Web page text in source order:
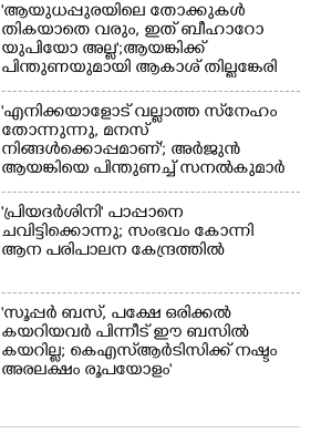
'ആയുധപ്പുരയിലെ തോക്കുകൾ
തികയാതെ വരും, ഇത് ബീഹാറോ
യുപിയോ അല്ല';ആയങ്കിക്ക്
പിന്തുണയുമായി ആകാശ് തില്ലങ്കേരി
'എനിക്കയാളോട് വല്ലാത്ത സ്‌നേഹം
തോന്നുന്നു, മനസ്
നിങ്ങൾക്കൊപ്പമാണ്'; അർജുൻ
ആയങ്കിയെ പിന്തുണച്ച് സനൽകുമാർ
'പ്രിയദർശിനി' പാപ്പാനെ
ചവിട്ടിക്കൊന്നു; സംഭവം കോന്നി
ആന പരിപാലന കേന്ദ്രത്തിൽ
'സൂപ്പർ ബസ്, പക്ഷേ ഒരിക്കൽ
കയറിയവർ പിന്നീട് ഈ ബസിൽ
കയറില്ല; കെഎസ്ആർടിസിക്ക് നഷ്ടം
അരലക്ഷം രൂപയോളം'